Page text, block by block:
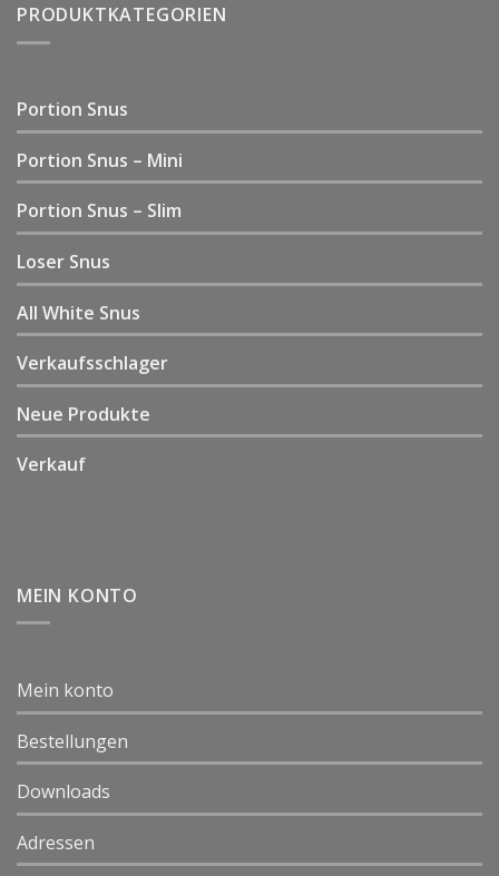
PRODUKTKATEGORIEN
Portion Snus
Portion Snus – Mini
Portion Snus – Slim
Loser Snus
All White Snus
Verkaufsschlager
Neue Produkte
Verkauf
MEIN KONTO
Mein konto
Bestellungen
Downloads
Adressen